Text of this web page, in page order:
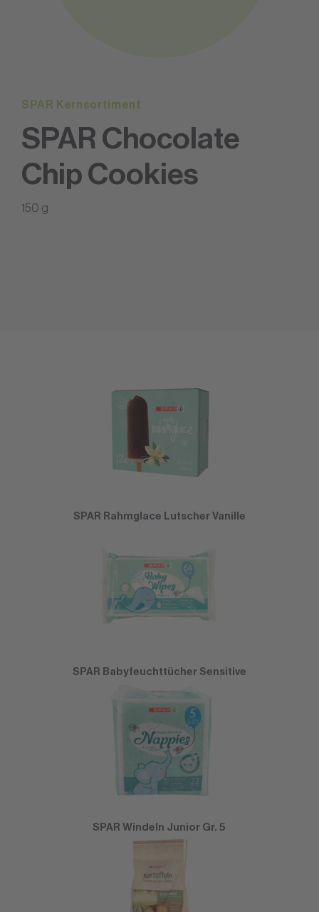
SPAR Kernsortiment
SPAR Chocolate
Chip Cookies
150 g
SPAR Rahmglace Lutscher Vanille
SPAR Babyfeuchttücher Sensitive
SPAR Windeln Junior Gr. 5